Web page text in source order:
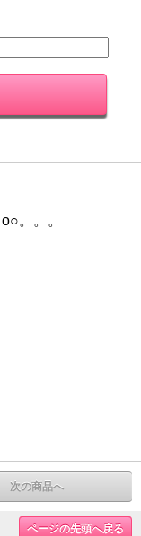
。。。
次の商品へ
ページの先頭へ戻る